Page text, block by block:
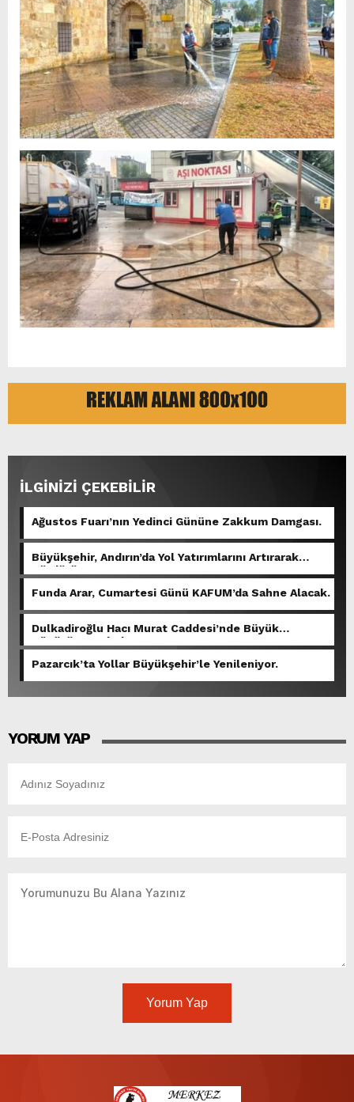
İLGİNİZİ ÇEKEBİLİR
Ağustos Fuarı’nın Yedinci Gününe Zakkum Damgası.
Büyükşehir, Andırın’da Yol Yatırımlarını Artırarak
Sürdürüyor.
Funda Arar, Cumartesi Günü KAFUM’da Sahne Alacak.
Dulkadiroğlu Hacı Murat Caddesi’nde Büyük
Dönüşüm Başladı.
Pazarcık’ta Yollar Büyükşehir’le Yenileniyor.
YORUM YAP
Yorum Yap